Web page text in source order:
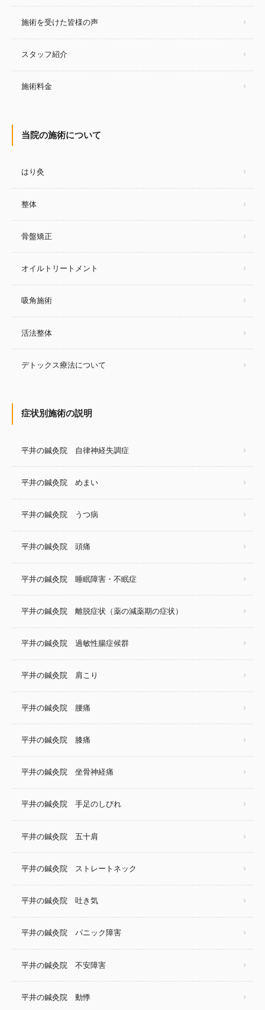
施術を受けた皆様の声
スタッフ紹介
施術料金
当院の施術について
はり灸
整体
骨盤矯正
オイルトリートメント
吸角施術
活法整体
デトックス療法について
症状別施術の説明
平井の鍼灸院 自律神経失調症
平井の鍼灸院 めまい
平井の鍼灸院 うつ病
平井の鍼灸院 頭痛
平井の鍼灸院 睡眠障害・不眠症
平井の鍼灸院 離脱症状（薬の減薬期の症状）
平井の鍼灸院 過敏性腸症候群
平井の鍼灸院 肩こり
平井の鍼灸院 腰痛
平井の鍼灸院 膝痛
平井の鍼灸院 坐骨神経痛
平井の鍼灸院 手足のしびれ
平井の鍼灸院 五十肩
平井の鍼灸院 ストレートネック
平井の鍼灸院 吐き気
平井の鍼灸院 パニック障害
平井の鍼灸院 不安障害
平井の鍼灸院 動悸